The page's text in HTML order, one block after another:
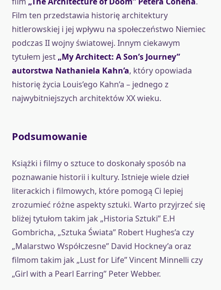
Film ten przedstawia historię architektury
hitlerowskiej i jej wpływu na społeczeństwo Niemiec
podczas II wojny światowej. Innym ciekawym
tytułem jest „My Architect: A Son’s Journey”
autorstwa Nathaniela Kahn’a, który opowiada
historię życia Louis’ego Kahn’a – jednego z
najwybitniejszych architektów XX wieku.
Podsumowanie
Książki i filmy o sztuce to doskonały sposób na
poznawanie historii i kultury. Istnieje wiele dzieł
literackich i filmowych, które pomogą Ci lepiej
zrozumieć różne aspekty sztuki. Warto przyjrzeć się
bliżej tytułom takim jak „Historia Sztuki” E.H
Gombricha, „Sztuka Świata” Robert Hughes’a czy
„Malarstwo Współczesne” David Hockney’a oraz
filmom takim jak „Lust for Life” Vincent Minnelli czy
„Girl with a Pearl Earring” Peter Webber.